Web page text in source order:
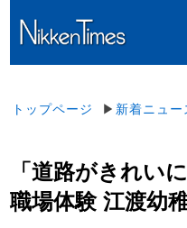
トップページ ▶ 新着ニュー
「道路がきれい
職場体験 江渡幼